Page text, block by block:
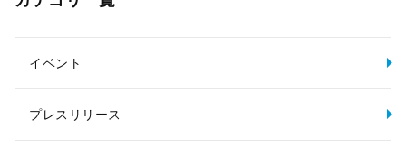
イベント
プレスリリース